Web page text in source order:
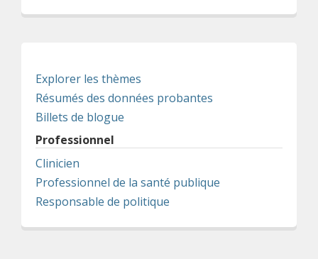
Explorer les thèmes
Résumés des données probantes
Billets de blogue
Professionnel
Clinicien
Professionnel de la santé publique
Responsable de politique